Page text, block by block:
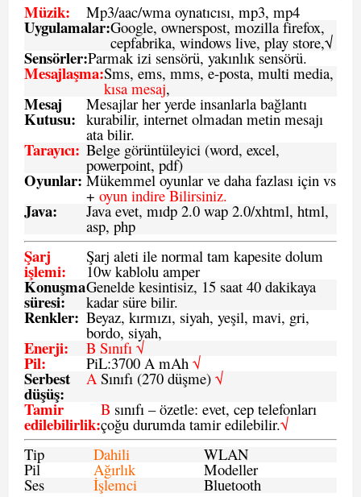
Müzik: Mp3/aac/wma oynatıcısı, mp3, mp4
Uygulamalar:Google, ownerspost, mozilla firefox,
cepfabrika, windows live, play store,√
Sensörler:Parmak izi sensörü, yakınlık sensörü.
Mesajlaşma:Sms, ems, mms, e-posta, multi media,
kısa mesaj,
Mesaj
Kutusu:
Mesajlar her yerde insanlarla bağlantı
kurabilir, internet olmadan metin mesajı
ata bilir.
Tarayıcı: Belge görüntüleyici (word, excel,
powerpoint, pdf)
Oyunlar: Mükemmel oyunlar ve daha fazlası için vs
+ oyun indire Bilirsiniz.
Java: Java evet, mıdp 2.0 wap 2.0/xhtml, html,
asp, php
Şarj
işlemi:
Şarj aleti ile normal tam kapesite dolum
10w kablolu amper
Konuşma
süresi:
Genelde kesintisiz, 15 saat 40 dakikaya
kadar süre bilir.
Renkler: Beyaz, kırmızı, siyah, yeşil, mavi, gri,
bordo, siyah,
Enerji: B Sınıfı √
Pil: PiL:3700 A mAh √
Serbest
düşüş:
ASınıfı (270 düşme) √
Tamir
edilebilirlik:
B sınıfı – özetle: evet, cep telefonları
çoğu durumda tamir edilebilir.√
Tip
Dahili WLAN
Pil Ağırlık Modeller
Ses İşlemci Bluetooth